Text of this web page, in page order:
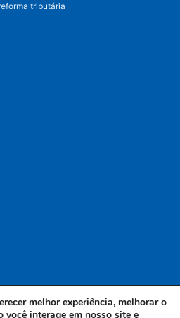
tributária
melhor experiência, melhorar o
você interage em nosso site e